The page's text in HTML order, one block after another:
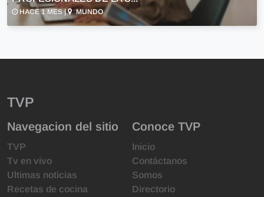
HACE 1 MES | MUNDO
TVP
Navegacion del sitio
TVP
Tv en vivo
Ultimas noticias
Recetas de cocina
Conoce TVP
Inicio
Contáctanos
Somos
Directorio